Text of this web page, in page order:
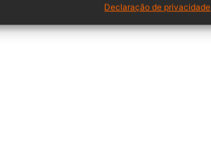
Declaração de privacidade